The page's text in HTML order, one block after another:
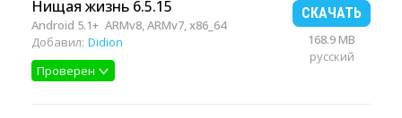
Нищая жизнь 6.5.15
Android 5.1+ ARMv8, ARMv7, x86_64
Добавил: Didion
Проверен
СКАЧАТЬ
168.9 MB
русский